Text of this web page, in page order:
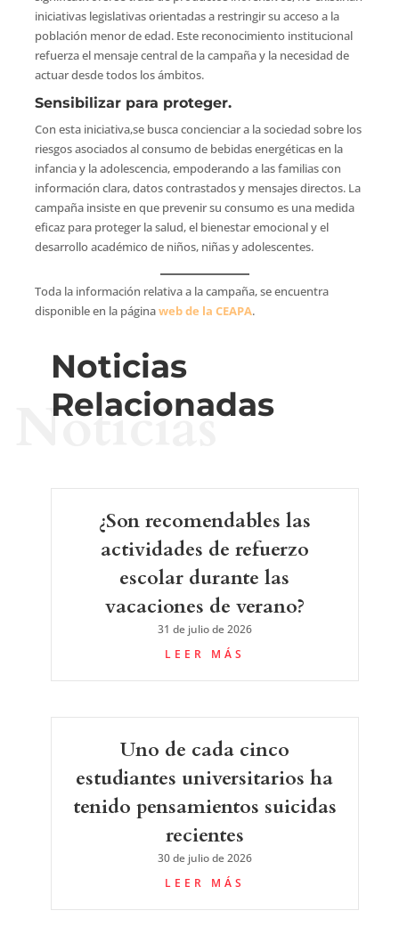
iniciativas legislativas orientadas a restringir su acceso a la
población menor de edad. Este reconocimiento institucional
refuerza el mensaje central de la campaña y la necesidad de
actuar desde todos los ámbitos.
Sensibilizar para proteger.
Con esta iniciativa,se busca concienciar a la sociedad sobre los
riesgos asociados al consumo de bebidas energéticas en la
infancia y la adolescencia, empoderando a las familias con
información clara, datos contrastados y mensajes directos. La
campaña insiste en que prevenir su consumo es una medida
eficaz para proteger la salud, el bienestar emocional y el
desarrollo académico de niños, niñas y adolescentes.
Toda la información relativa a la campaña, se encuentra
disponible en la páginaweb de la CEAPA.
Noticias
Relacionadas
Noticias
¿Son recomendables las
actividades de refuerzo
escolar durante las
vacaciones de verano?
31 de julio de 2026
LEER MÁS
Uno de cada cinco
estudiantes universitarios ha
tenido pensamientos suicidas
recientes
30 de julio de 2026
LEER MÁS